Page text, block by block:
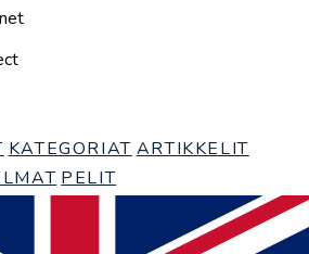
KATEGORIAT ARTIKKELIT
PELIT